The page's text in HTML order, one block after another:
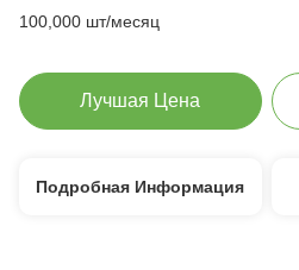
100,000 шт/месяц
Лучшая Цена
Подробная Информация